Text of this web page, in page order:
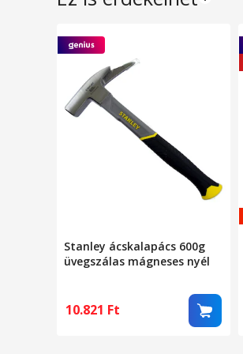
Stanley ácskalapács 600g
üvegszálas mágneses nyél
10.821 Ft